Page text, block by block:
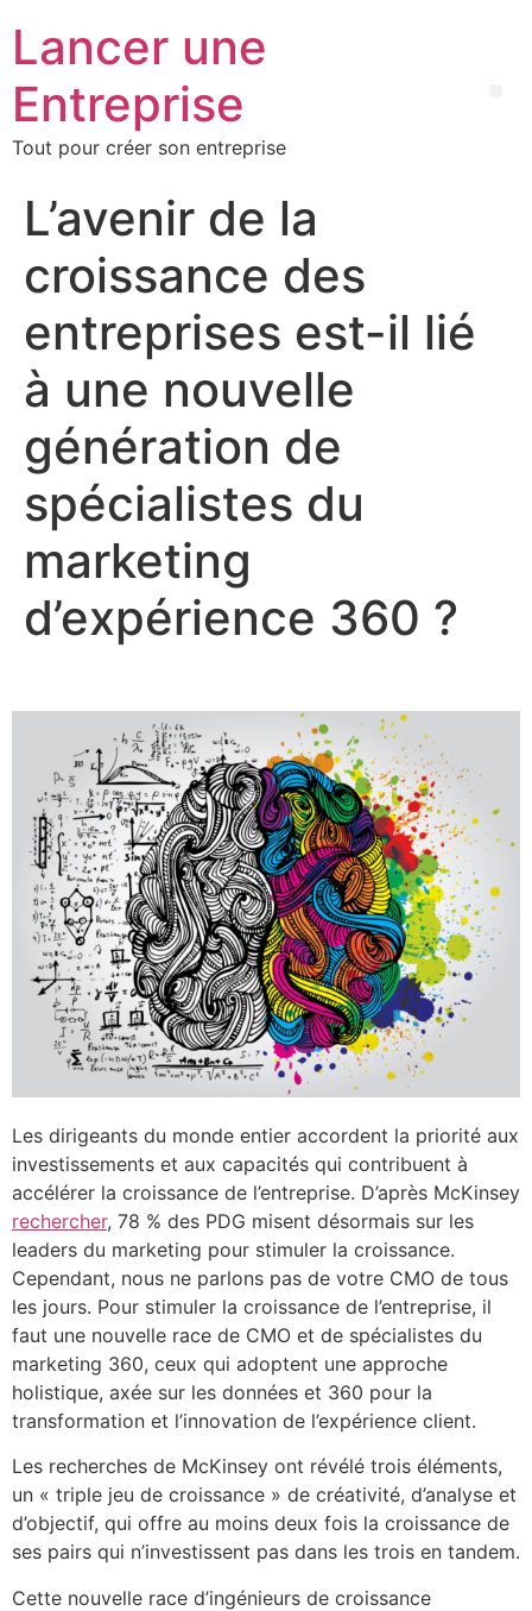
Lancer une
Entreprise
Tout pour créer son entreprise
L’avenir de la
croissance des
entreprises est-il lié
à une nouvelle
génération de
spécialistes du
marketing
d’expérience 360 ?
Les dirigeants du monde entier accordent la priorité aux
investissements et aux capacités qui contribuent à
accélérer la croissance de l’entreprise. D’après McKinsey
rechercher, 78 % des PDG misent désormais sur les
leaders du marketing pour stimuler la croissance.
Cependant, nous ne parlons pas de votre CMO de tous
les jours. Pour stimuler la croissance de l’entreprise, il
faut une nouvelle race de CMO et de spécialistes du
marketing 360, ceux qui adoptent une approche
holistique, axée sur les données et 360 pour la
transformation et l’innovation de l’expérience client.
Les recherches de McKinsey ont révélé trois éléments,
un « triple jeu de croissance » de créativité, d’analyse et
d’objectif, qui offre au moins deux fois la croissance de
ses pairs qui n’investissent pas dans les trois en tandem.
Cette nouvelle race d’ingénieurs de croissance